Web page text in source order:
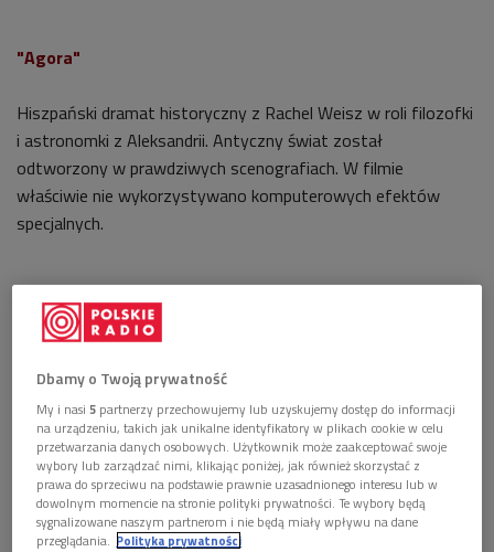
"Agora"
Hiszpański dramat historyczny z Rachel Weisz w roli filozofki
i astronomki z Aleksandrii. Antyczny świat został
odtworzony w prawdziwych scenografiach. W filmie
właściwie nie wykorzystywano komputerowych efektów
specjalnych.
Dbamy o Twoją prywatność
My i nasi5 partnerzy przechowujemy lub uzyskujemy dostęp do informacji
na urządzeniu, takich jak unikalne identyfikatory w plikach cookie w celu
przetwarzania danych osobowych. Użytkownik może zaakceptować swoje
wybory lub zarządzać nimi, klikając poniżej, jak również skorzystać z
prawa do sprzeciwu na podstawie prawnie uzasadnionego interesu lub w
dowolnym momencie na stronie polityki prywatności. Te wybory będą
sygnalizowane naszym partnerom i nie będą miały wpływu na dane
przeglądania. Polityka prywatności